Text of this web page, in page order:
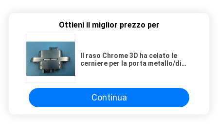
Ottieni il miglior prezzo per
Il raso Chrome 3D ha celato le
cerniere per la porta metallo/di
Continua